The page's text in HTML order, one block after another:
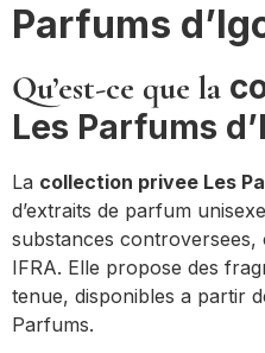
Parfums
Qu’est-ce que la
Les Parfums
La collection privee Les
d’extraits de parfum
substances
IFRA. Elle propose des
tenue, disponibles a partir
Parfums.